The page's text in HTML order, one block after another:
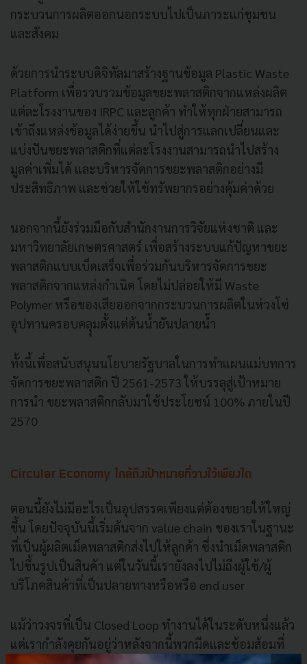
กระบวนการผลิตออกนอกระบบไปเป็นภาระแก่ชุมชน
และสังคม
ด้วยการนำระบบดิจิทัลมาสร้างฐานข้อมูล Plastic Waste
Platform เพื่อรวบรวมข้อมูลขยะพลาสติกจากแหล่งผลิต
แต่ละโรงงานของ IRPC และลูกค้า ทำให้ทุกฝ่ายสามารถ
เข้าถึงแหล่งข้อมูลได้ง่ายขึ้น นำไปสู่การแลกเปลี่ยนและ
แบ่งปันขยะพลาสติกที่แต่ละโรงงานสามารถนำไปสร้าง
มูลค่าเพิ่มได้ และบริหารจัดการขยะพลาสติกอย่างมี
ประสิทธิภาพ และช่วยให้ใช้ทรัพยากรอย่างคุ้มค่าด้วย
นอกจากนี้ยังร่วมมือกับสำนักงานการวิจัยแห่งชาติ และ
มหาวิทยาลัยเกษตรศาสตร์ เพื่อสร้างระบบแก้ปัญหาขยะ
พลาสติกแบบเบ็ดเสร็จเพื่อร่วมกันบริหารจัดการขยะ
พลาสติกจากแหล่งกำเนิด โดยไม่ปล่อยให้มี Waste
Polymer หรือของเสียออกจากกระบวนการผลิตในห่วงโซ่
อุปทานครอบคลุุมตั้งแต่ต้นน้ำยันปลายน้ำ
ทั้งนี้เพื่อสนับสนุนนโยบายรัฐบาลในการทำแผนแม่บทการ
จัดการขยะพลาสติก ปี 2561-2573 ให้บรรลุสู่เป้าหมาย
การนำ ขยะพลาสติกกลับมาใช้ประโยชน์ 100% ภายในปี
2570
Circular Economy ใกล้ถึงเป้าหมายที่วางไว้เพียงใด
ตอนนี้ยังไม่มีอะไรเป็นอุปสรรคเพียงแต่ต้องขยายให้ใหญ่
ขึ้น โดยปัจจุบันนี้เริ่มต้นจาก value chain ของเราในฐานะ
ที่เป็นผู้ผลิตเม็ดพลาสติกส่งไปให้ลูกค้า ซึ่งนำเม็ดพลาสติก
ไปขึ้นรูปเป็นสินค้า แต่ในวันนี้เรายังลงไปไม่ถึงผู้ใช้/ผู้
บริโภคสินค้าที่เป็นปลายทางหรือหรือ end user
แม้ว่าวงจรที่เป็น Closed Loop ทำงานได้ในระดับหนึ่งแล้ว
แต่เรากำลังคุยกันอยู่ว่าหลังจากนี้พวกมีดและช้อมส้อมที่